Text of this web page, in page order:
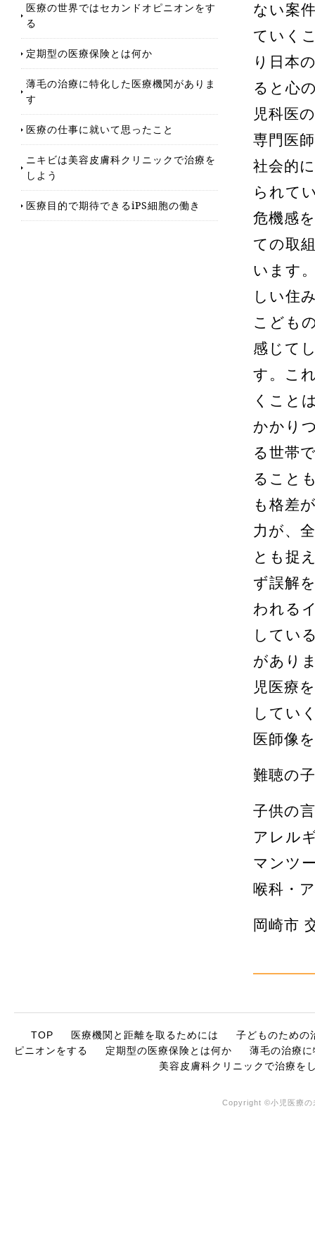
医療の世界ではセカンドオピニオンをす
る
定期型の医療保険とは何か
薄毛の治療に特化した医療機関がありま
す
医療の仕事に就いて思ったこと
ニキビは美容皮膚科クリニックで治療を
しよう
医療目的で期待できるiPS細胞の働き
ない案
ていく
り日本
ると心
児科医
専門医
社会的
られて
危機感
ての取
います
しい住
こども
感じて
す。こ
くこと
かかり
る世帯
ること
も格差
力が、
とも捉
ず誤解
われる
してい
があり
児医療
してい
医師像
難聴の
子供の
アレル
マンツ
喉科・
岡崎市
TOP 医療機関と距離を取るためには
子どものための
ピニオンをする
定期型の医療保険とは何か
薄毛の治療
美容皮膚科クリニックで治療を
Copyright ©小児医療